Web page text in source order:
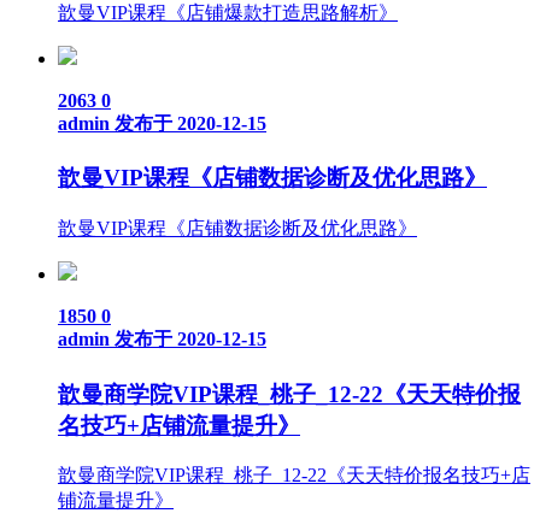
歆曼VIP课程《店铺爆款打造思路解析》
2063 0
admin 发布于 2020-12-15
歆曼VIP课程《店铺数据诊断及优化思路》
歆曼VIP课程《店铺数据诊断及优化思路》
1850 0
admin 发布于 2020-12-15
歆曼商学院VIP课程_桃子_12-22《天天特价报
名技巧+店铺流量提升》
歆曼商学院VIP课程_桃子_12-22《天天特价报名技巧+店
铺流量提升》